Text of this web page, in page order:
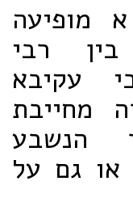
מופיעה
רבי
עקיבא
מחייבת
הנשבע
או גם על